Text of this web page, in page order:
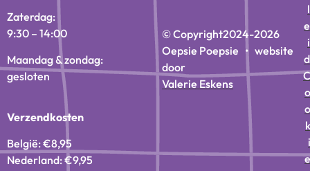
Zaterdag:
9:30 – 14:00
Maandag & zondag:
gesloten
Verzendkosten
België: €8,95
Nederland: €9,95
© Copyright2024-2026
Oepsie Poepsie • website
door
Valerie Eskens
l
e
i
d
C
o
o
k
i
e